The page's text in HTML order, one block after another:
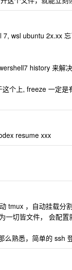
wsl ubuntu 2x.xx
history 来解
个上, freeze 一定
resume xxx
tmux ，自动挂载分
一切皆文件， 会配
熟悉，简单的 ssh